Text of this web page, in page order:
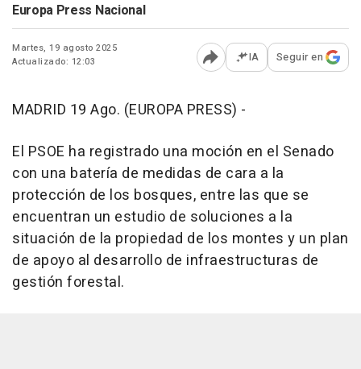
Europa Press Nacional
Martes, 19 agosto 2025
Actualizado: 12:03
Abrir opciones para
IA Seguir en
MADRID 19 Ago. (EUROPA PRESS) -
El PSOE ha registrado una moción en el Senado
con una batería de medidas de cara a la
protección de los bosques, entre las que se
encuentran un estudio de soluciones a la
situación de la propiedad de los montes y un plan
de apoyo al desarrollo de infraestructuras de
gestión forestal.